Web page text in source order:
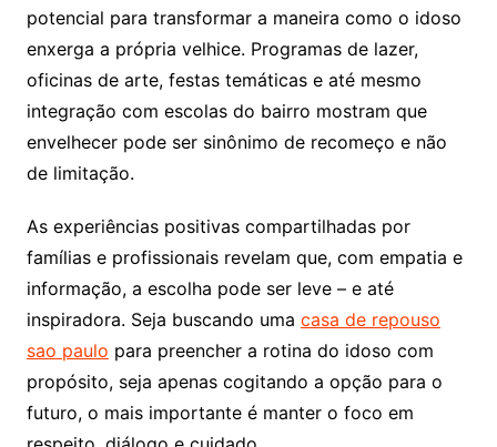
potencial para transformar a maneira como o idoso
enxerga a própria velhice. Programas de lazer,
oficinas de arte, festas temáticas e até mesmo
integração com escolas do bairro mostram que
envelhecer pode ser sinônimo de recomeço e não
de limitação.
As experiências positivas compartilhadas por
famílias e profissionais revelam que, com empatia e
informação, a escolha pode ser leve – e até
inspiradora. Seja buscando uma casa de repouso
sao paulo para preencher a rotina do idoso com
propósito, seja apenas cogitando a opção para o
futuro, o mais importante é manter o foco em